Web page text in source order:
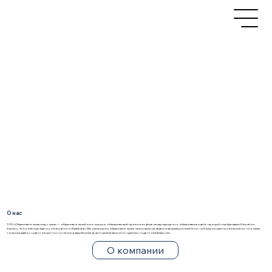
О нас
ТОО «Образовательная индустрия» — образовательный консорциум, объединяющий проекты в сфере международного образования и действующий под брендами Education
Industry, Schoolshops Agency и Education in Kazakhstan. Мы организуем образовательные мероприятия, ведём информационный блог, публикуем гранты и возможности, а также
сопровождаем студентов при поступлении в зарубежные вузы и привлекаем иностранных студентов в Казахстан.
О компании